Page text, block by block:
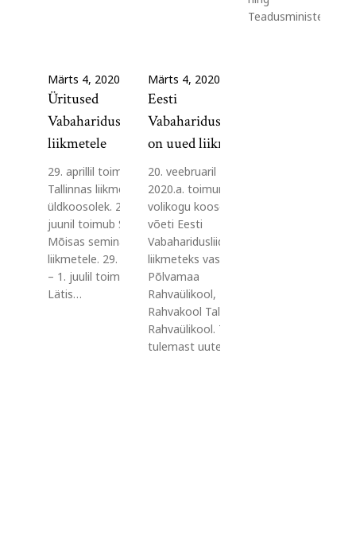
Märts 4, 2020
Üritused
Vabaharidusliidu
liikmetele
29. aprillil toimub
Tallinnas liikmete
üldkoosolek. 2.
juunil toimub Saku
Mõisas seminar
liikmetele. 29. juunil
– 1. juulil toimub
Lätis…
Märts 4, 2020
Eesti
Vabaharidusliidul
on uued liikmed
20. veebruaril
2020.a. toimunud
volikogu koosolekul
võeti Eesti
Vabaharidusliidu
liikmeteks vastu
Põlvamaa
Rahvaülikool, Rapla
Rahvakool Tallinna
Rahvaülikool. Tere
tulemast uutele…